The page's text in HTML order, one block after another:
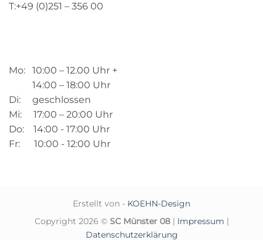
T:+49 (0)251 – 356 00
Mo: 10:00 – 12.00 Uhr +
14:00 – 18:00 Uhr
Di: geschlossen
Mi: 17:00 – 20:00 Uhr
Do: 14:00 - 17:00 Uhr
Fr: 10:00 - 12:00 Uhr
Erstellt von - KOEHN-Design
Copyright 2026 © SC Münster 08| Impressum |
Datenschutzerklärung